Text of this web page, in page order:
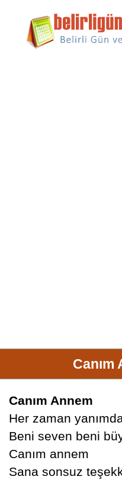
Canım
Canım Annem
Her zaman
Beni seven beni
Canım annem
Sana sonsuz